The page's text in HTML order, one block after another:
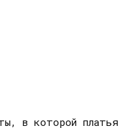
в которой